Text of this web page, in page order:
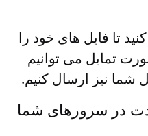
تا فایل های خود را
تمایل می توانیم
شما نیز ارسال کنیم.
در سرورهای شما